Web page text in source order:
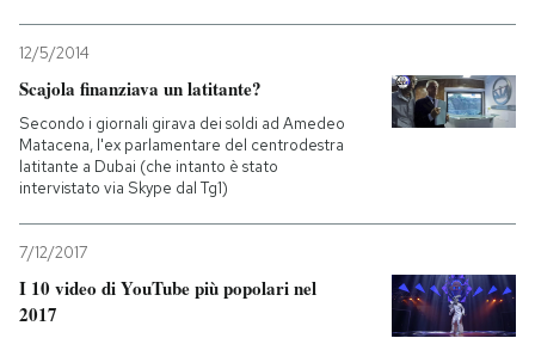
12/5/2014
Scajola finanziava un latitante?
Secondo i giornali girava dei soldi ad Amedeo
Matacena, l'ex parlamentare del centrodestra
latitante a Dubai (che intanto è stato
intervistato via Skype dal Tg1)
7/12/2017
I 10 video di YouTube più popolari nel
2017